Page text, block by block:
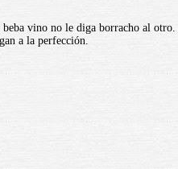
vino no le diga borracho al otro.
a la perfección.